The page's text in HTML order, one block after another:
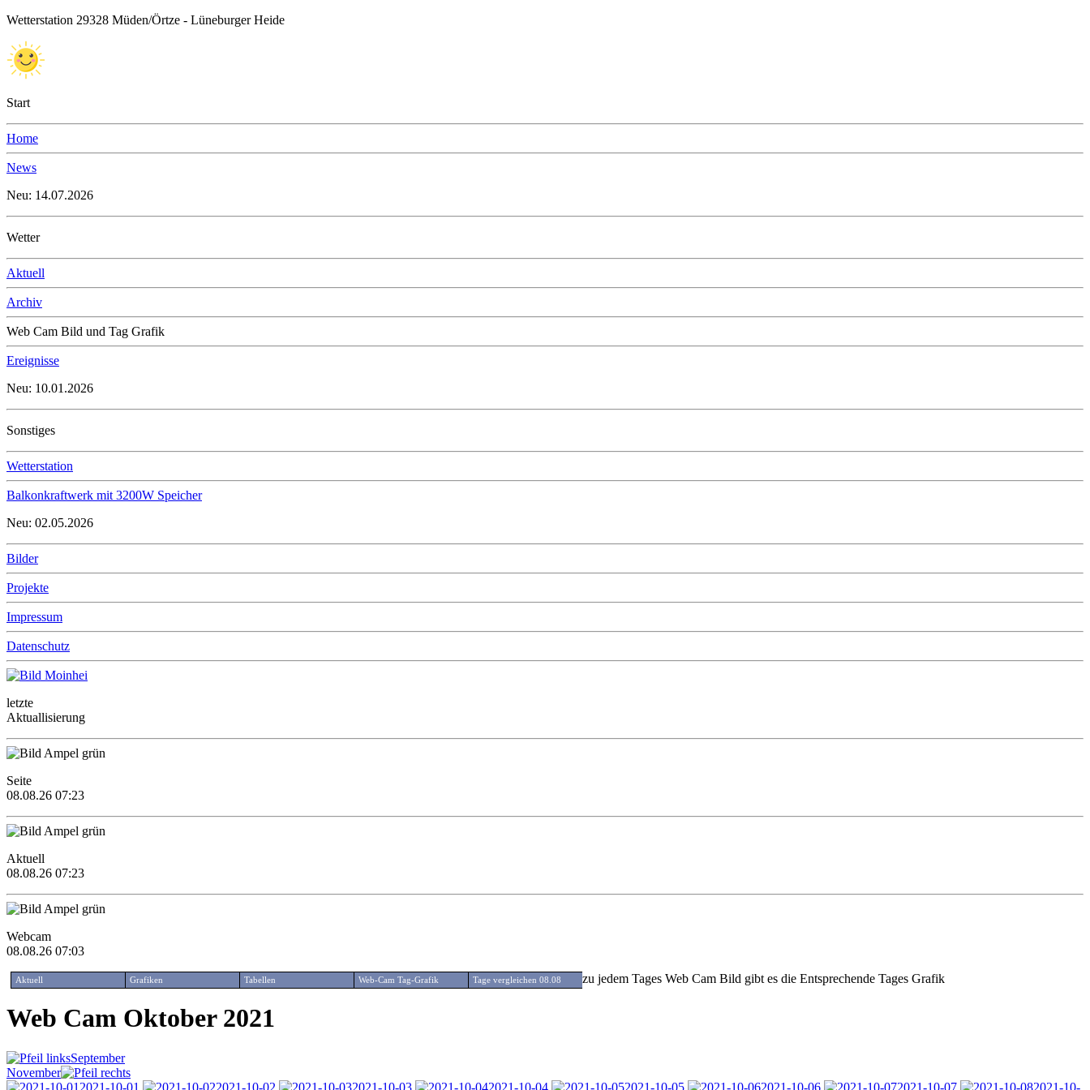
Wetterstation 29328 Müden/Örtze - Lüneburger Heide
Start
Home
News
Neu: 14.07.2026
Wetter
Aktuell
Archiv
Web Cam Bild und Tag Grafik
Ereignisse
Neu: 10.01.2026
Sonstiges
Wetterstation
Balkonkraftwerk mit 3200W Speicher
Neu: 02.05.2026
Bilder
Projekte
Impressum
Datenschutz
letzte
Aktuallisierung
Seite
08.08.26 07:23
Aktuell
08.08.26 07:23
Webcam
08.08.26 07:03
Aktuell Grafiken Tabellen Web-Cam Tag-Grafik Tage vergleichen 08.08 zu jedem Tages Web Cam Bild gibt es die Entsprechende Tages Grafik
Web Cam Oktober 2021
September
November
2021-10-01
2021-10-02 2021-10-03 2021-10-04 2021-10-05 2021-10-06 2021-10-07 2021-10-